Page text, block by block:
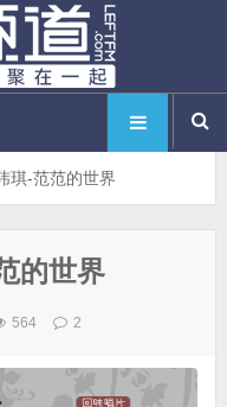
琪-范范的世界
的世界
564 2